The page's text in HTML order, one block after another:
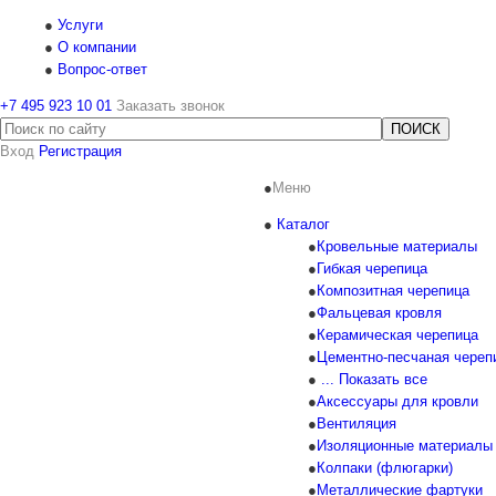
Услуги
О компании
Вопрос-ответ
+7 495 923 10 01 Заказать звонок
Вход Регистрация
Меню
Каталог
Кровельные материалы
Гибкая черепица
Композитная черепица
Фальцевая кровля
Керамическая черепица
Цементно-песчаная
... Показать все
Аксессуары для кровли
Вентиляция
Изоляционные материалы
Колпаки (флюгарки)
Металлические фартуки